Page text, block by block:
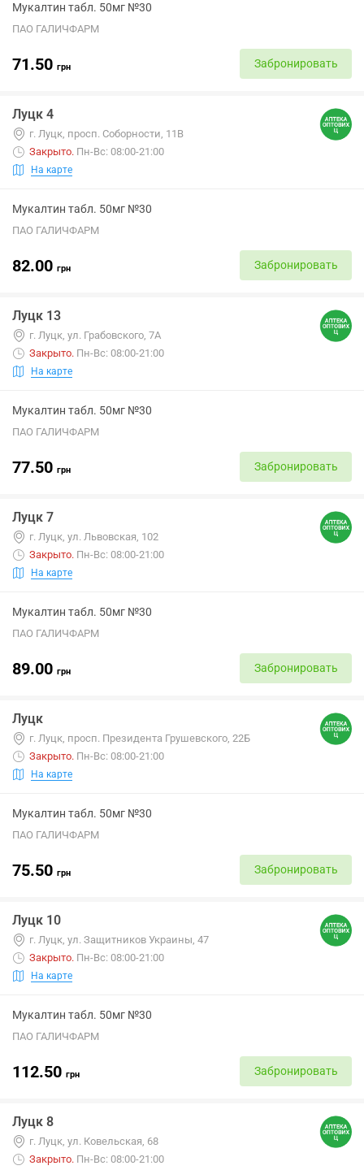
Мукалтин табл. 50мг №30
ПАО ГАЛИЧФАРМ
71.50 грн Забронировать
Луцк 4
г. Луцк, просп. Соборности, 11В
Закрыто. Пн-Вс: 08:00-21:00
На карте
Мукалтин табл. 50мг №30
ПАО ГАЛИЧФАРМ
82.00 грн Забронировать
Луцк 13
г. Луцк, ул. Грабовского, 7А
Закрыто. Пн-Вс: 08:00-21:00
На карте
Мукалтин табл. 50мг №30
ПАО ГАЛИЧФАРМ
77.50 грн Забронировать
Луцк 7
г. Луцк, ул. Львовская, 102
Закрыто. Пн-Вс: 08:00-21:00
На карте
Мукалтин табл. 50мг №30
ПАО ГАЛИЧФАРМ
89.00 грн Забронировать
Луцк
г. Луцк, просп. Президента Грушевского, 22Б
Закрыто. Пн-Вс: 08:00-21:00
На карте
Мукалтин табл. 50мг №30
ПАО ГАЛИЧФАРМ
75.50 грн Забронировать
Луцк 10
г. Луцк, ул. Защитников Украины, 47
Закрыто. Пн-Вс: 08:00-21:00
На карте
Мукалтин табл. 50мг №30
ПАО ГАЛИЧФАРМ
112.50 грн Забронировать
Луцк 8
г. Луцк, ул. Ковельская, 68
Закрыто. Пн-Вс: 08:00-21:00